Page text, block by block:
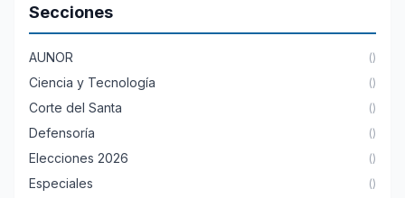
Secciones
AUNOR ()
Ciencia y Tecnología ()
Corte del Santa ()
Defensoría ()
Elecciones 2026 ()
Especiales ()